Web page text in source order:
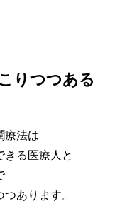
りつつある
療法は
る医療人と
あります。